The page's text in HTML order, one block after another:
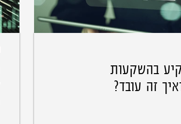
בהשקעות
זה עובד?